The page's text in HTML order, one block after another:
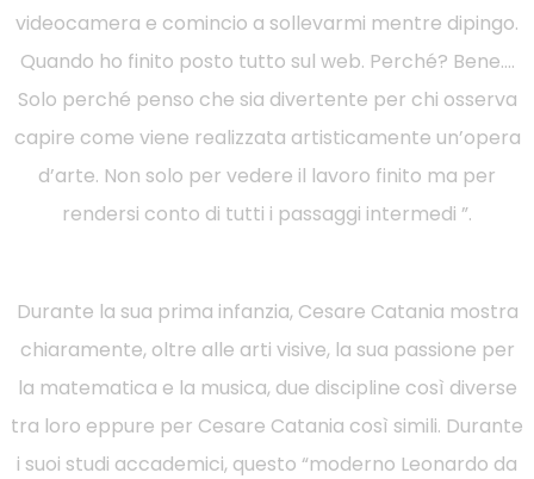
videocamera e comincio a sollevarmi mentre dipingo.
Quando ho finito posto tutto sul web. Perché? Bene….
Solo perché penso che sia divertente per chi osserva
capire come viene realizzata artisticamente un’opera
d’arte. Non solo per vedere il lavoro finito ma per
rendersi conto di tutti i passaggi intermedi ”.
Durante la sua prima infanzia, Cesare Catania mostra
chiaramente, oltre alle arti visive, la sua passione per
la matematica e la musica, due discipline così diverse
tra loro eppure per Cesare Catania così simili. Durante
i suoi studi accademici, questo “moderno Leonardo da